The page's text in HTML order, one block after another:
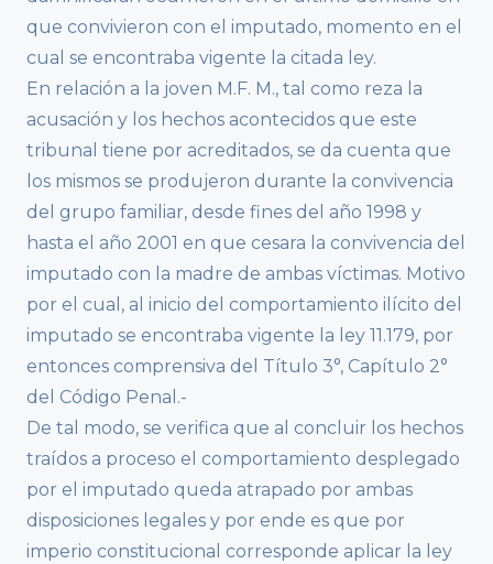
que convivieron con el imputado, momento en el
cual se encontraba vigente la citada ley.
En relación a la joven M.F. M., tal como reza la
acusación y los hechos acontecidos que este
tribunal tiene por acreditados, se da cuenta que
los mismos se produjeron durante la convivencia
del grupo familiar, desde fines del año 1998 y
hasta el año 2001 en que cesara la convivencia del
imputado con la madre de ambas víctimas. Motivo
por el cual, al inicio del comportamiento ilícito del
imputado se encontraba vigente la ley 11.179, por
entonces comprensiva del Título 3°, Capítulo 2°
del Código Penal.-
De tal modo, se verifica que al concluir los hechos
traídos a proceso el comportamiento desplegado
por el imputado queda atrapado por ambas
disposiciones legales y por ende es que por
imperio constitucional corresponde aplicar la ley